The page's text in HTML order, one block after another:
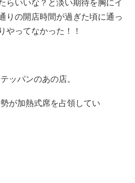
らいいな？と淡い期待を胸にイ
りの開店時間が過ぎた頃に通っ
やってなかった！！
ッパンのあの店。
が加熱式席を占領してい